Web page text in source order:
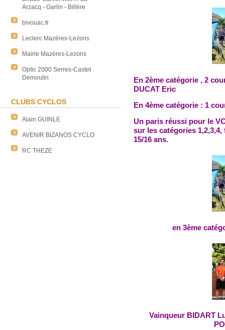
Arzacq - Garlin - Billère
bivouac.fr
Leclerc Mazères-Lezons
Mairie Mazères-Lezons
Optic 2000 Serres-Castet
Demoulin
CLUBS CYCLOS
Alain GUINLE
AVENIR BIZANOS CYCLO
RC THEZE
En 2ème catégorie , 2
DUCAT Eric
En 4ème catégorie : 1
Un paris réussi pour le
sur les catégories
15/16 ans.
en 3ème
Vainqueur BIDART